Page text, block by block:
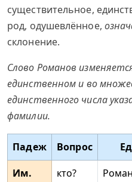
существительное,
род, одушевлённое,
склонение.
Слово Романов
единственном и во
единственного числа
фамилии.
Падеж Вопрос
Им.
кто?